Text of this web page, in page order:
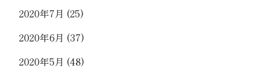
2020年7月 (25)
2020年6月 (37)
2020年5月 (48)